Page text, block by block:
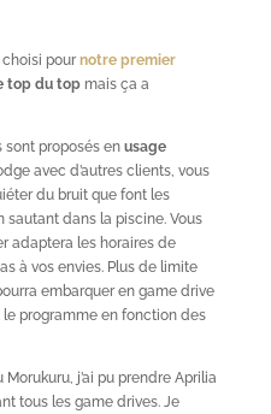
choisi pour notre premier
top du topmais ça a
sont proposés en usage
avec d’autres clients, vous
du bruit que font les
dans la piscine. Vous
adaptera les horaires de
à vos envies. Plus de limite
embarquer en game drive
programme en fonction des
j’ai pu prendre Aprilia
tous les game drives. Je